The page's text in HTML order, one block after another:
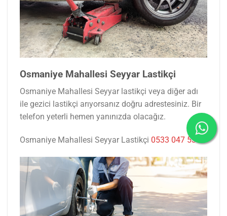
Osmaniye Mahallesi Seyyar Lastikçi
Osmaniye Mahallesi Seyyar lastikçi veya diğer adı
ile gezici lastikçi arıyorsanız doğru adrestesiniz. Bir
telefon yeterli hemen yanınızda olacağız.
Osmaniye Mahallesi Seyyar Lastikçi 0533 047 53 77